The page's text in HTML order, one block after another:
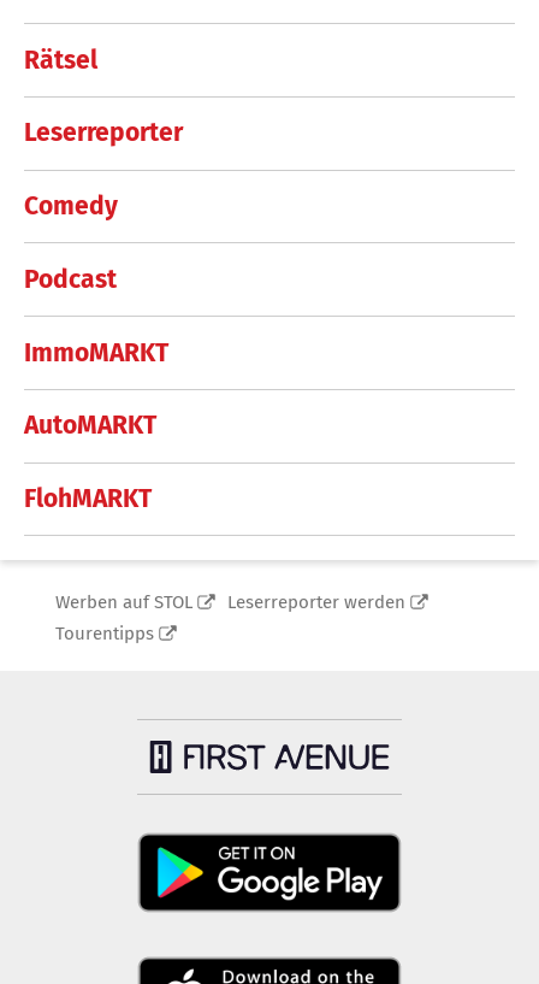
Rätsel
Leserreporter
Comedy
Podcast
ImmoMARKT
AutoMARKT
FlohMARKT
Werben auf STOL
Leserreporter werden
Tourentipps